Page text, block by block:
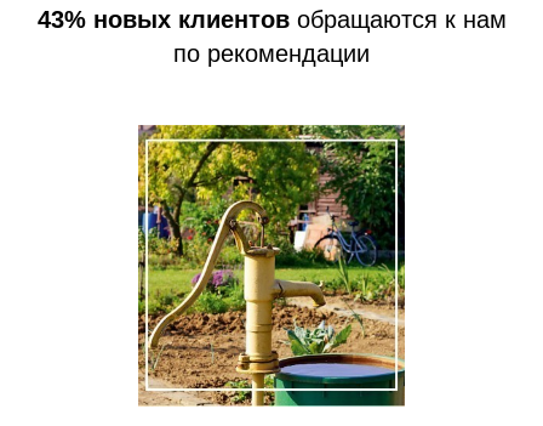
43% новых клиентовобращаются к нам
по рекомендации